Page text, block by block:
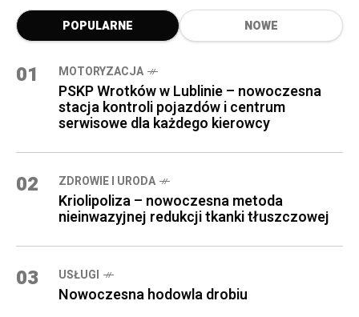
POPULARNE NOWE
01 MOTORYZACJA
PSKP Wrotków w Lublinie – nowoczesna
stacja kontroli pojazdów i centrum
serwisowe dla każdego kierowcy
02 ZDROWIE I URODA
Kriolipoliza – nowoczesna metoda
nieinwazyjnej redukcji tkanki tłuszczowej
03 USŁUGI
Nowoczesna hodowla drobiu